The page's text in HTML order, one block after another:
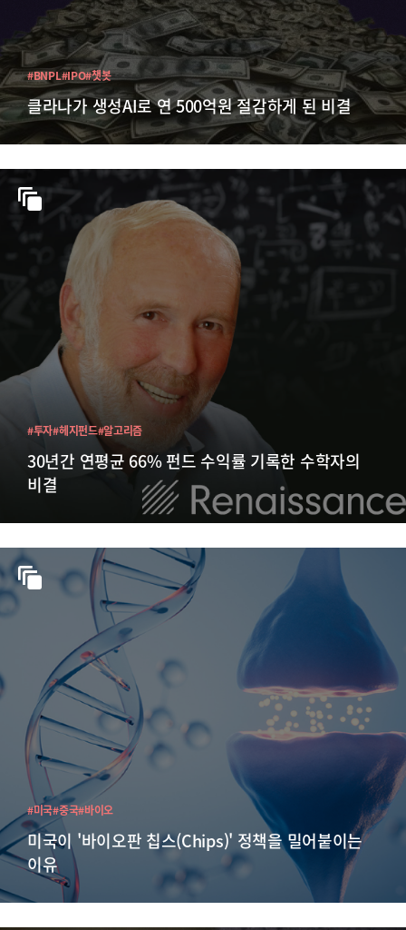
클라나가 생성AI로 연 500억원 절감하게 된 비결
#BNPL#IPO#챗봇
30년간 연평균 66% 펀드 수익률 기록한 수학자의
비결
#투자#헤지펀드#알고리즘
미국이 '바이오판 칩스(Chips)' 정책을 밀어붙이는
이유
#미국#중국#바이오